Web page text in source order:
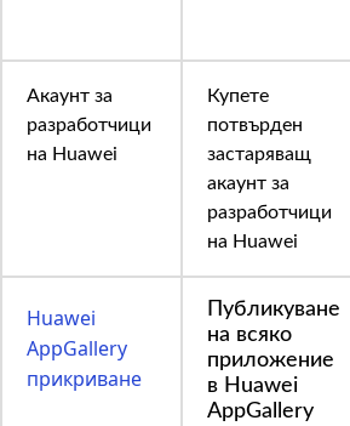
Акаунт за
разработчици
на Huawei
Купете
потвърден
застаряващ
акаунт за
разработчици
на Huawei
Huawei
AppGallery
прикриване
Публикуване
на всяко
приложение
в Huawei
AppGallery